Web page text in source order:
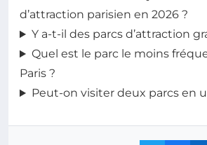
d’attraction parisien en 2026 ?
Y a-t-il des parcs d’attraction
Quel est le parc le moins
Paris ?
Peut-on visiter deux parcs en